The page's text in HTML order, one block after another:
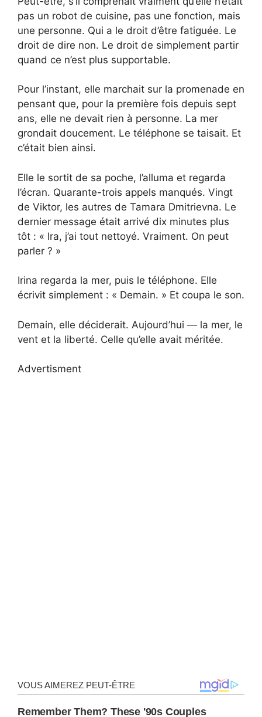
pas un robot de cuisine, pas une fonction, mais
une personne. Qui a le droit d’être fatiguée. Le
droit de dire non. Le droit de simplement partir
quand ce n’est plus supportable.
Pour l’instant, elle marchait sur la promenade en
pensant que, pour la première fois depuis sept
ans, elle ne devait rien à personne. La mer
grondait doucement. Le téléphone se taisait. Et
c’était bien ainsi.
Elle le sortit de sa poche, l’alluma et regarda
l’écran. Quarante-trois appels manqués. Vingt
de Viktor, les autres de Tamara Dmitrievna. Le
dernier message était arrivé dix minutes plus
tôt : « Ira, j’ai tout nettoyé. Vraiment. On peut
parler ? »
Irina regarda la mer, puis le téléphone. Elle
écrivit simplement : « Demain. » Et coupa le son.
Demain, elle déciderait. Aujourd’hui — la mer, le
vent et la liberté. Celle qu’elle avait méritée.
Advertisment